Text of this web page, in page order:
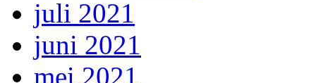
juli 2021
juni 2021
mei 2021